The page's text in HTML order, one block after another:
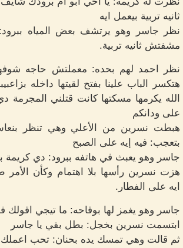
ثانيه تربية بيعمل ايه
نظر جاسر وهو يرتشف بعض المياه
مشفتش ثانيه تربية.
نظر احمد لهم بحده: معملتش حاجه
هتكسر الباب علينا بفتح لقيتها داخله
الله يكرمها مسكتها كانت قتلني المجرمة
على ودانكم
هبطت نسرين من الأعلي وهي تنظر
بتعجب: فيه إيه على الصبح
جاسر وهو يعبث في هاتفه ببرود: دي كريمة
هزت نسرين رأسها بلا اهتمام وكأن
ايه على الفطار.
جاسر وهو يغمز لها بوقاحه: ما تيجي اقولك
ابتسمت نسرين بخجل: بطل بقي يا جاسر
ثم قالت وهي تمسك يده بحنان: تحب